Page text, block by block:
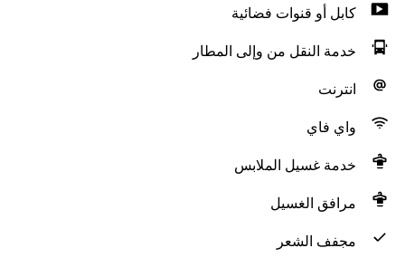
كابل أو قنوات فضائية
خدمة النقل من وإلى المطار
انترنت
واي فاي
خدمة غسيل الملابس
مرافق الغسيل
مجفف الشعر